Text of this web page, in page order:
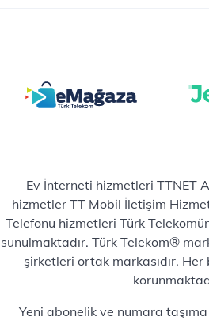
Ev İnterneti hizmetleri TTNET
hizmetler TT Mobil İletişim
Telefonu hizmetleri Türk
sunulmaktadır. Türk Telekom®
şirketleri ortak markasıdır.
Yeni abonelik ve numara